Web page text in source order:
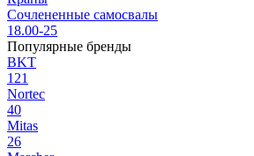
Сочлененные самосвалы
18.00-25
Популярные бренды
BKT
121
Nortec
40
Mitas
26